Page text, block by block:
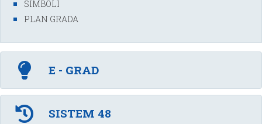
SIMBOLI
PLAN GRADA
E - GRAD
SISTEM 48